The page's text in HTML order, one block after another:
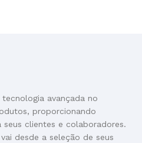
avançada no
proporcionando
clientes e colaboradores.
desde a seleção de seus